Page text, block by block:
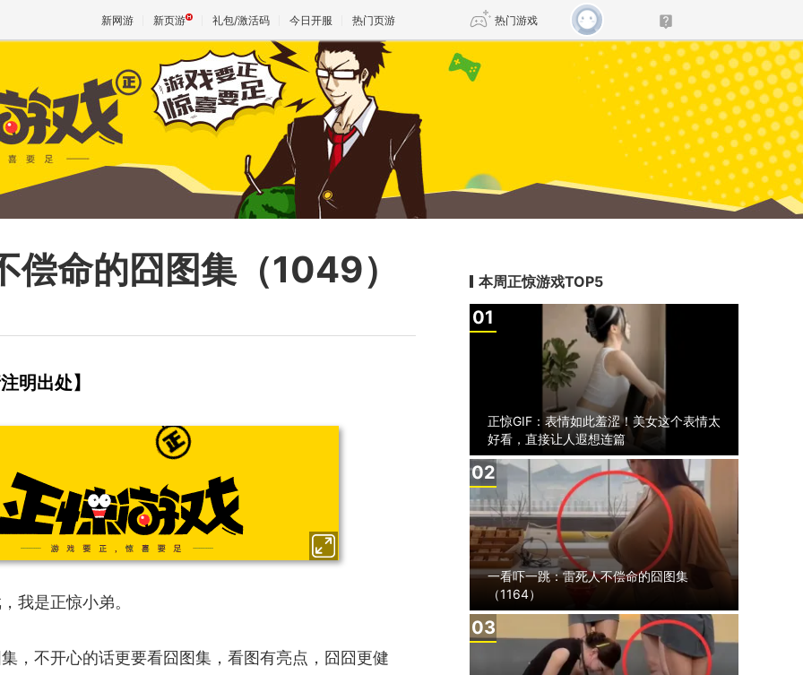
新网游 新页游 礼包/激活码 今日开服 热门页游 热门游戏
魔兽
天堂 剑网3旗舰版
王权与自由
命的囧图集（1049）
明出处】
我是正惊小弟。
，不开心的话更要看囧图集，看图有亮点，囧囧更健
本周正惊游戏TOP5
1
正惊GIF：表情如此羞涩！美女这个表情太
好看，直接让人遐想连篇
2
一看吓一跳：雷死人不偿命的囧图集
（1164）
3